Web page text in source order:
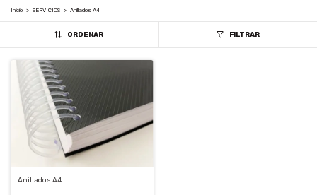
Inicio > SERVICIOS > Anillados A4
ORDENAR FILTRAR
Anillados A4